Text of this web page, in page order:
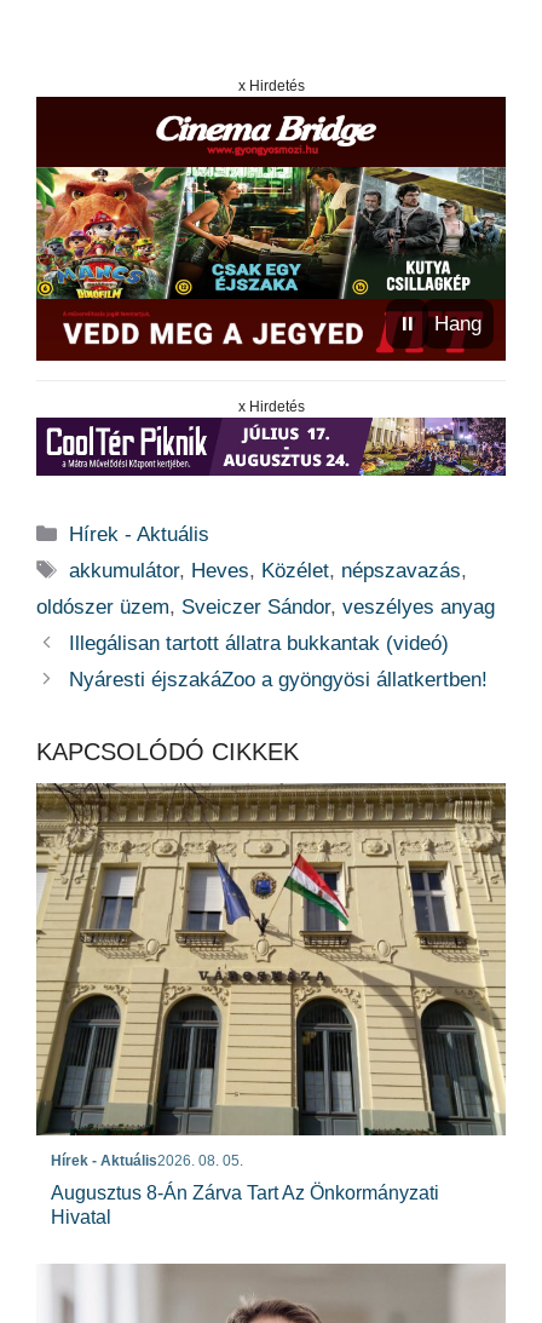
x Hirdetés
⏸ Hang
x Hirdetés
Kategória
Hírek - Aktuális
Címkék
akkumulátor, Heves, Közélet, népszavazás,
oldószer üzem, Sveiczer Sándor, veszélyes anyag
Illegálisan tartott állatra bukkantak (videó)
Nyáresti éjszakáZoo a gyöngyösi állatkertben!
KAPCSOLÓDÓ CIKKEK
Hírek - Aktuális2026. 08. 05.
Augusztus 8-Án Zárva Tart Az Önkormányzati
Hivatal